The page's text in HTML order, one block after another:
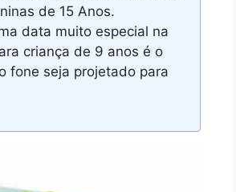
de 15 Anos.
data muito especial na
criança de 9 anos é o
fone seja projetado para